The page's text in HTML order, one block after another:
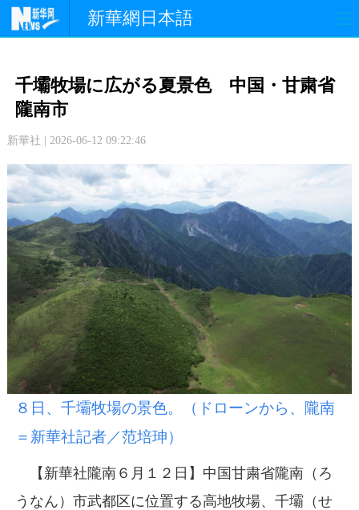
新華網日本語
文 化
中日交流
写 真
千壩牧場に広がる夏景色 中国・甘粛省
隴南市
新華社 | 2026-06-12 09:22:46
８日、千壩牧場の景色。（ドローンから、隴南
＝新華社記者／范培珅）
【新華社隴南６月１２日】中国甘粛省隴南（ろ
うなん）市武都区に位置する高地牧場、千壩（せ